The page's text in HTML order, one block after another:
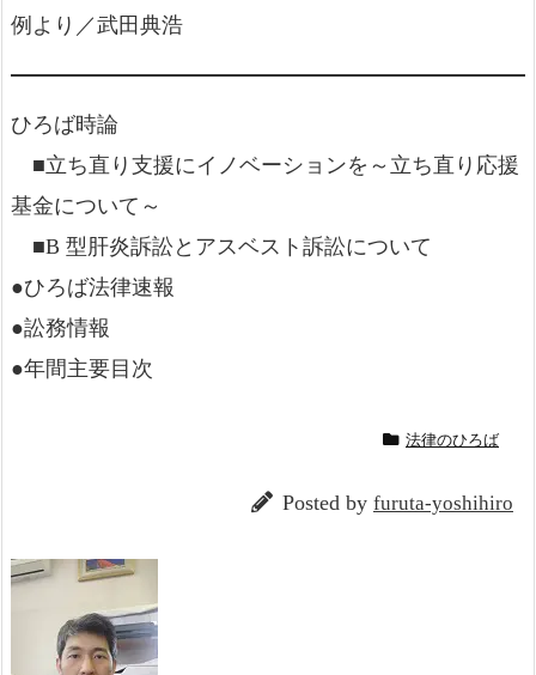
例より／武田典浩
ひろば時論
■立ち直り支援にイノベーションを～立ち直り応援
基金について～
■B 型肝炎訴訟とアスベスト訴訟について
●ひろば法律速報
●訟務情報
●年間主要目次
法律のひろば
Posted by furuta-yoshihiro